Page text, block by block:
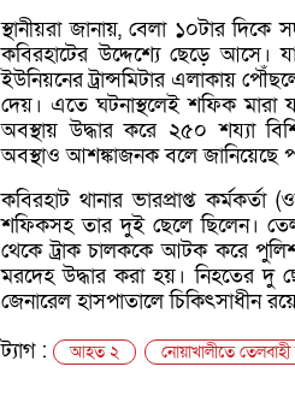
স্থানীয়রা জানায়, বেলা ১০টার
কবিরহাটের উদ্দেশ্যে ছেড়ে আসে।
ইউনিয়নের ট্রান্সমিটার এলাকায়
দেয়। এতে ঘটনাস্থলেই শফিক মারা
অবস্থায় উদ্ধার করে ২৫০ শয্যা
অবস্থাও আশঙ্কাজনক বলে জানিয়েছে
কবিরহাট থানার ভারপ্রাপ্ত
শফিকসহ তার দুই ছেলে ছিলেন।
থেকে ট্রাক চালককে আটক করে
মরদেহ উদ্ধার করা হয়। নিহতের দু
জেনারেল হাসপাতালে চিকিৎসাধীন
ট্যাগ :
আহত ২ নোয়াখালীতে